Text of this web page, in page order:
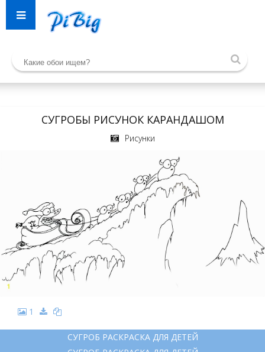
СУГРОБЫ РИСУНОК КАРАНДАШОМ
Рисунки
1
СУГРОБ РАСКРАСКА ДЛЯ ДЕТЕЙ